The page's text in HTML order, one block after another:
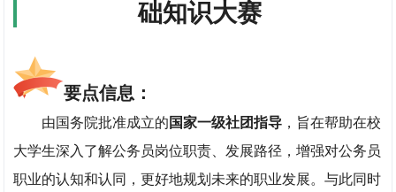
础知识大赛
要点信息：
由国务院批准成立的 国家一级社团指导 ，旨在帮助在校
大学生深入了解公务员岗位职责、发展路径，增强对公务员
职业的认知和认同，更好地规划未来的职业发展。与此同时